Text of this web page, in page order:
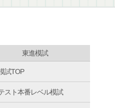
東進模試
試TOP
スト本番レベル模試